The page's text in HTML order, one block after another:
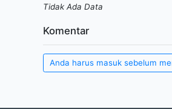
Tidak Ada Data
Komentar
Anda harus masuk sebelum